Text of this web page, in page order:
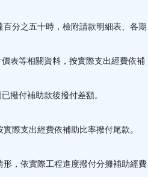
之五十時，檢附請款明細表、各期
等相關資料，按實際支出經費依補
付補助款後撥付差額。
支出經費依補助比率撥付尾款。
，依實際工程進度撥付分攤補助經費